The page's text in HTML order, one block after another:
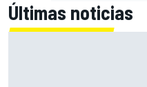
Últimas noticias